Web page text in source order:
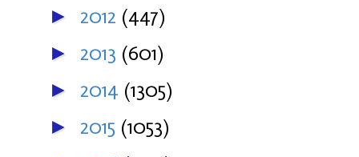
► 2012 (447)
► 2013 (601)
► 2014 (1305)
► 2015 (1053)